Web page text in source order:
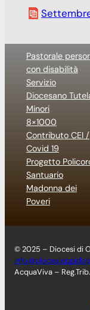
Pastorale
con disabilità
Servizio
Diocesano
Minori
8×1000
Contributo CEI /
Covid 19
Progetto
Santuario
Madonna dei
Poveri
© 2025 – Diocesi di
AcquaViva –